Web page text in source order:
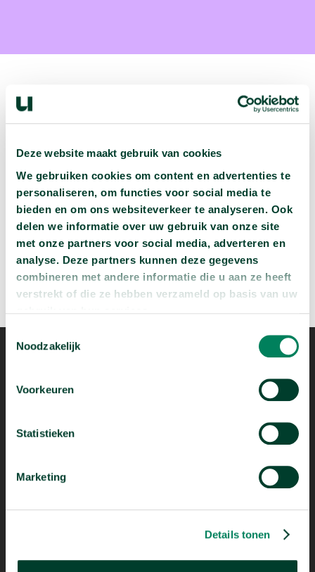
Deze website maakt gebruik van cookies
We gebruiken cookies om content en advertenties te
personaliseren, om functies voor social media te
bieden en om ons websiteverkeer te analyseren. Ook
delen we informatie over uw gebruik van onze site
met onze partners voor social media, adverteren en
analyse. Deze partners kunnen deze gegevens
combineren met andere informatie die u aan ze heeft
verstrekt of die ze hebben verzameld op basis van uw
Noodzakelijk
Voorkeuren
Statistieken
Marketing
Details tonen
Volgende podcast:
Wat zijn jouw naam en bsn-nummer waard?
Beluister deze podcast arrow_forward
Mogelijk dankzij